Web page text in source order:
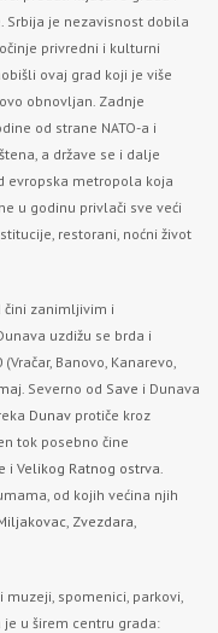
je nezavisnost dobila
privredni i kulturni
ovaj grad koji je više
obnovljan. Zadnje
od strane NATO-a i
a države se i dalje
evropska metropola koja
u godinu privlači sve veći
restorani, noćni život
čini zanimljivim i
uzdižu se brda i
Banovo, Kanarevo,
. Severno od Save i Dunava
Dunav protiče kroz
tok posebno čine
i Velikog Ratnog ostrva.
od kojih većina njih
, Zvezdara,
spomenici, parkovi,
u širem centru grada: